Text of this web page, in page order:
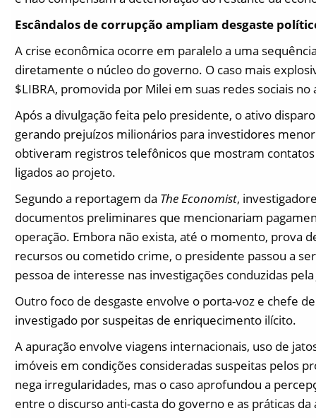
Escândalos de corrupção ampliam desgaste
A crise econômica ocorre em paralelo a uma
diretamente o núcleo do governo. O caso mais
$LIBRA, promovida por Milei em suas redes sociais
Após a divulgação feita pelo presidente, o ativo
gerando prejuízos milionários para investidores
obtiveram registros telefônicos que mostram
ligados ao projeto.
Segundo a reportagem da The Economist,
documentos preliminares que mencionariam
operação. Embora não exista, até o momento, prova
recursos ou cometido crime, o presidente passou a
pessoa de interesse nas investigações conduzidas
Outro foco de desgaste envolve o porta-voz e chefe
investigado por suspeitas de enriquecimento ilícito.
A apuração envolve viagens internacionais, uso de
imóveis em condições consideradas suspeitas pelos
nega irregularidades, mas o caso aprofundou a
entre o discurso anti-casta do governo e as práticas